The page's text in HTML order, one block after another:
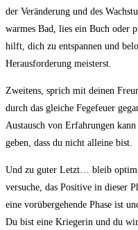
⁣der Veränderung und des
warmes Bad, lies ein Buch oder
hilft, dich zu entspannen und
Herausforderung meisterst.
Zweitens, sprich⁢ mit ​deinen
durch ⁣das‍ gleiche⁢ Fegefeuer
⁣Austausch von Erfahrungen​
geben, dass du nicht alleine ⁣bist.
Und⁢ zu guter Letzt… bleib
⁤versuche, das Positive in dieser
eine vorübergehende Phase ⁢ist
Du bist eine ⁤Kriegerin⁤ und du⁣